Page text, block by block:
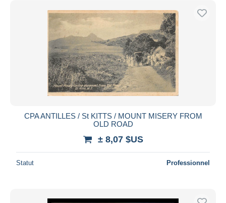
CPA ANTILLES / St KITTS / MOUNT MISERY FROM
OLD ROAD
± 8,07 $US
Statut Professionnel